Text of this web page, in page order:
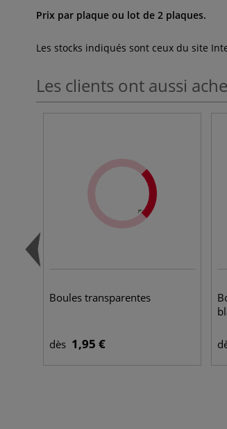
Prix par plaque ou lot de 2 plaques.
Les stocks indiqués sont ceux du site
Les clients ont aussi
Boules transparentes
dès 1,95 €